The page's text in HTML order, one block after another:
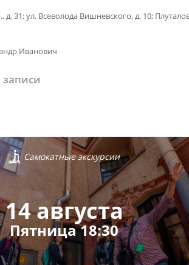
д. 31; ул. Всеволода Вишневского, д. 10;
Иванович
Самокатные экскурсии
14 августа
Пятница 18:30